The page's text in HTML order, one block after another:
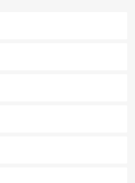
ズは地元の風情を楽しめる外せないスポット